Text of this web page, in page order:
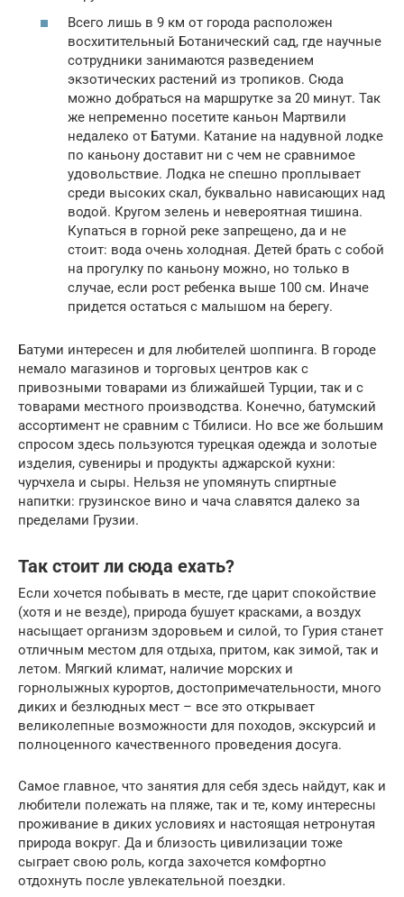
Всего лишь в 9 км от города расположен
восхитительный Ботанический сад, где научные
сотрудники занимаются разведением
экзотических растений из тропиков. Сюда
можно добраться на маршрутке за 20 минут. Так
же непременно посетите каньон Мартвили
недалеко от Батуми. Катание на надувной лодке
по каньону доставит ни с чем не сравнимое
удовольствие. Лодка не спешно проплывает
среди высоких скал, буквально нависающих над
водой. Кругом зелень и невероятная тишина.
Купаться в горной реке запрещено, да и не
стоит: вода очень холодная. Детей брать с собой
на прогулку по каньону можно, но только в
случае, если рост ребенка выше 100 см. Иначе
придется остаться с малышом на берегу.
Батуми интересен и для любителей шоппинга. В городе
немало магазинов и торговых центров как с
привозными товарами из ближайшей Турции, так и с
товарами местного производства. Конечно, батумский
ассортимент не сравним с Тбилиси. Но все же большим
спросом здесь пользуются турецкая одежда и золотые
изделия, сувениры и продукты аджарской кухни:
чурчхела и сыры. Нельзя не упомянуть спиртные
напитки: грузинское вино и чача славятся далеко за
пределами Грузии.
Так стоит ли сюда ехать?
Если хочется побывать в месте, где царит спокойствие
(хотя и не везде), природа бушует красками, а воздух
насыщает организм здоровьем и силой, то Гурия станет
отличным местом для отдыха, притом, как зимой, так и
летом. Мягкий климат, наличие морских и
горнолыжных курортов, достопримечательности, много
диких и безлюдных мест – все это открывает
великолепные возможности для походов, экскурсий и
полноценного качественного проведения досуга.
Самое главное, что занятия для себя здесь найдут, как и
любители полежать на пляже, так и те, кому интересны
проживание в диких условиях и настоящая нетронутая
природа вокруг. Да и близость цивилизации тоже
сыграет свою роль, когда захочется комфортно
отдохнуть после увлекательной поездки.